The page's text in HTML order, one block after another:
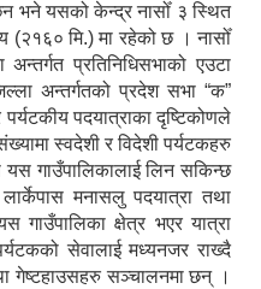
भने यसको केन्द्र नासोँ ३ स्थित
(२१६० मि.) मा रहेको छ । नासोँ
प्रतिनिधिसभाको एउटा
अन्तर्गतको प्रदेश सभा “क”
पर्यटकीय पदयात्राका दृष्टिकोणले
स्वदेशी र विदेशी पर्यटकहरु
यस गाउँपालिकालाई लिन सकिन्छ
मनासलु पदयात्रा तथा
गाउँपालिका क्षेत्र भएर यात्रा
सेवालाई मध्यनजर राख्दै
गेष्टहाउसहरु सञ्चालनमा छन् ।